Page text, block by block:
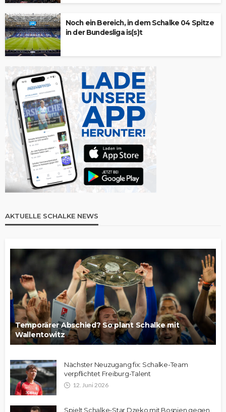
Noch ein Bereich, in dem Schalke 04 Spitze
in der Bundesliga is(s)t
AKTUELLE SCHALKE NEWS
Temporärer Abschied? So plant Schalke mit
Wallentowitz
Nächster Neuzugang fix: Schalke-Team
verpflichtet Freiburg-Talent
12. Juni 2026
Spielt Schalke-Star Dzeko mit Bosnien gegen